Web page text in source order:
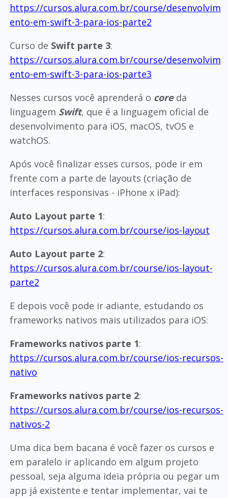
https://cursos.alura.com.br/course/desenvolvim
ento-em-swift-3-para-ios-parte2
Curso de Swift parte 3:
https://cursos.alura.com.br/course/desenvolvim
ento-em-swift-3-para-ios-parte3
Nesses cursos você aprenderá o coreda
linguagem Swift, que é a linguagem oficial de
desenvolvimento para iOS, macOS, tvOS e
watchOS.
Após você finalizar esses cursos, pode ir em
frente com a parte de layouts (criação de
interfaces responsivas - iPhone x iPad):
Auto Layout parte 1:
https://cursos.alura.com.br/course/ios-layout
Auto Layout parte 2:
https://cursos.alura.com.br/course/ios-layout-
parte2
E depois você pode ir adiante, estudando os
frameworks nativos mais utilizados para iOS:
Frameworks nativos parte 1:
https://cursos.alura.com.br/course/ios-recursos-
nativo
Frameworks nativos parte 2:
https://cursos.alura.com.br/course/ios-recursos-
nativos-2
Uma dica bem bacana é você fazer os cursos e
em paralelo ir aplicando em algum projeto
pessoal, seja alguma ideia própria ou pegar um
app já existente e tentar implementar, vai te